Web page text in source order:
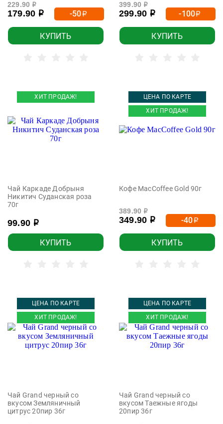
229.90 р
179.90 р -50р
КУПИТЬ
399.90 р
299.90 р -100р
КУПИТЬ
ХИТ ПРОДАЖ!
Чай Каркаде Добрыня
Никитич Суданская роза
70г
99.90 р
КУПИТЬ
ЦЕНА ПО КАРТЕ
ХИТ ПРОДАЖ!
Кофе MacCoffee Gold 90г
389.90 р
349.90 р -40р
КУПИТЬ
ЦЕНА ПО КАРТЕ
ХИТ ПРОДАЖ!
Чай Grand черный со
вкусом Земляничный
цитрус 20пир 36г
ЦЕНА ПО КАРТЕ
ХИТ ПРОДАЖ!
Чай Grand черный со
вкусом Таежные ягоды
20пир 36г